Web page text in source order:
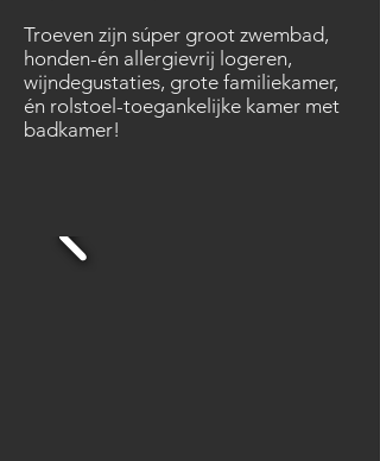
Troeven zijn súper groot zwembad,
honden-én allergievrij logeren,
wijndegustaties, grote familiekamer,
én rolstoel-toegankelijke kamer met
badkamer!